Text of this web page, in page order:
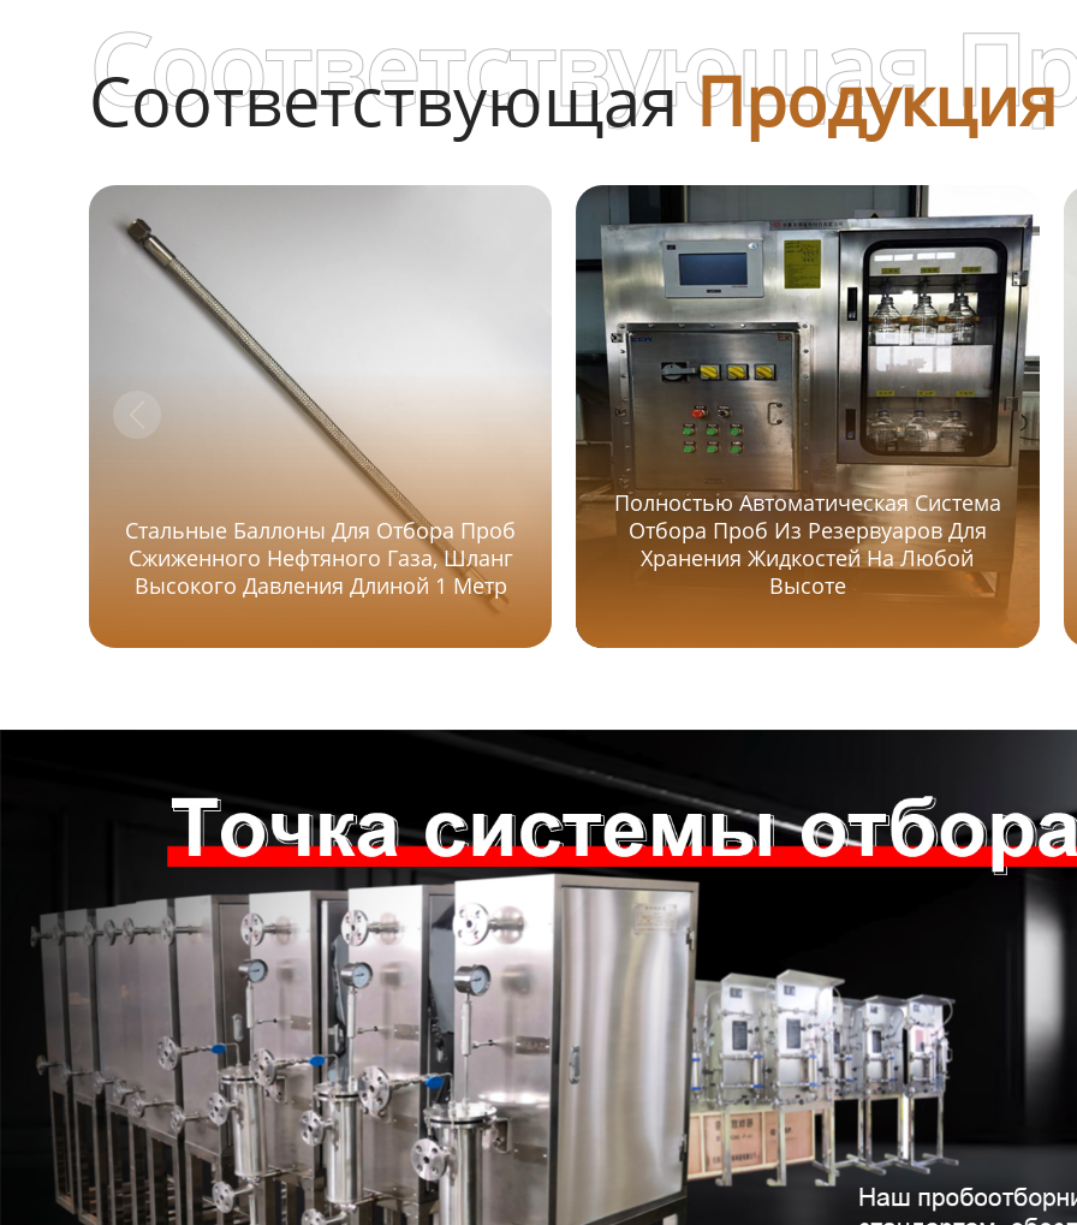
СоответствующаяПродукция
Соответствующая
Стальные Баллоны Для Отбора Проб
Сжиженного Нефтяного Газа, Шланг
Высокого Давления Длиной 1 Метр
Полностью Автоматическая Система
Отбора Проб Из Резервуаров Для
Хранения Жидкостей На Любой
Высоте